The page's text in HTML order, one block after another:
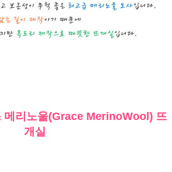
메리노울(Grace MerinoWool) 뜨
개실